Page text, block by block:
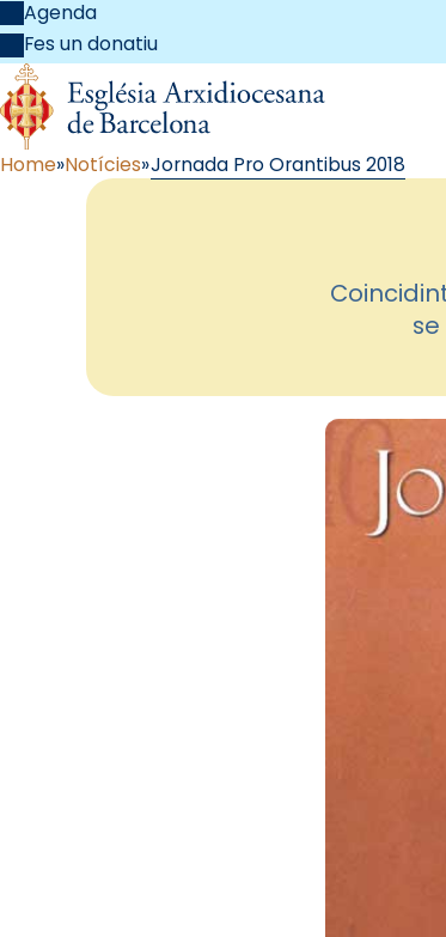
Agenda
Fes un donatiu
Home Notícies Jornada Pro Orantibus 2018